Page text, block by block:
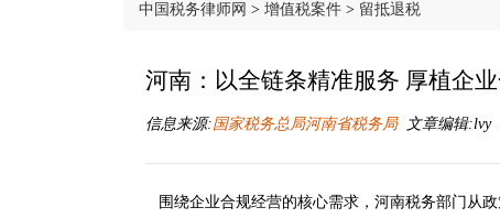
中国税务律师网 > 增值税案件 > 留抵退税
河南：以全链条精准服务 厚植企
信息来源:国家税务总局河南省税务局文章编辑:lvy
围绕企业合规经营的核心需求，河南税务部门从